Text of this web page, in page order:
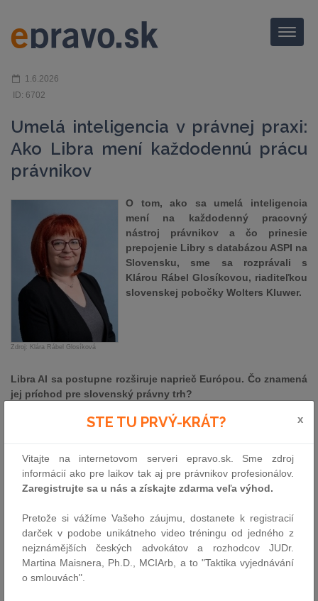
Menu
1.6.2026
ID: 6702
Umelá inteligencia v právnej praxi:
Ako Libra mení každodennú prácu
právnikov
Zdroj: Klára Rábel Glosíková
O tom, ako sa umelá inteligencia
mení na každodenný pracovný
nástroj právnikov a čo prinesie
prepojenie Libry s databázou ASPI na
Slovensku, sme sa rozprávali s
Klárou Rábel Glosíkovou, riaditeľkou
slovenskej pobočky Wolters Kluwer.
Libra AI sa postupne rozširuje naprieč Európou. Čo znamená
jej príchod pre slovenský právny trh?
Príchod Libry AI na Slovensko vnímam ako prirodzený krok vo
vývoji právnych technológií. Slovenskí právnici už dlhodobo
umelou inteligenciou im umožní posunúť efektivitu práce na novú
úroveň. Libra vytvára komplexné pracovné prostredie, ktoré
prepája rešerš, analýzu, tvorbu aj kontrolu dokumentov do
V čom je Libra AI iná než bežné AI nástroje, ktoré dnes
právnici začínajú využívať?
Kľúčový rozdiel je v kvalite a dôveryhodnosti výstupov. Libra stojí
STE TU PRVÝ-KRÁT? x
Vitajte na internetovom serveri epravo.sk. Sme zdroj
informácií ako pre laikov tak aj pre právnikov profesionálov.
Zaregistrujte sa u nás a získajte zdarma veľa výhod.
Pretože si vážíme Vašeho záujmu, dostanete k registracií
darček v podobe unikátneho video tréningu od jedného z
nejznámějších českých advokátov a rozhodcov JUDr.
Martina Maisnera, Ph.D., MCIArb, a to "Taktika vyjednávání
o smlouvách".